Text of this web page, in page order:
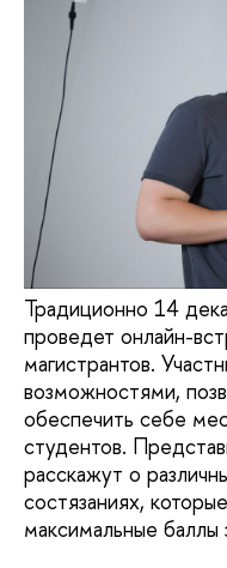
Традиционно 14
проведет онлайн-
магистрантов.
возможностями,
обеспечить себе
студентов.
расскажут о
состязаниях,
максимальные баллы